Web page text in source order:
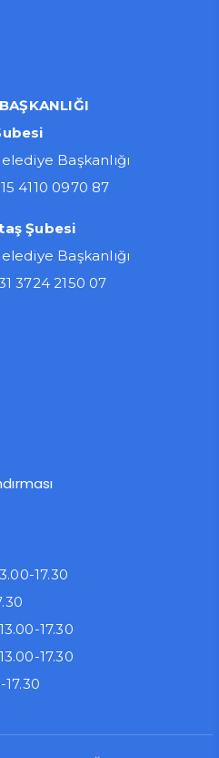
Başkanlığı
4110 0970 87
Şubesi
Başkanlığı
3724 2150 07
17.30
17.30
17.30